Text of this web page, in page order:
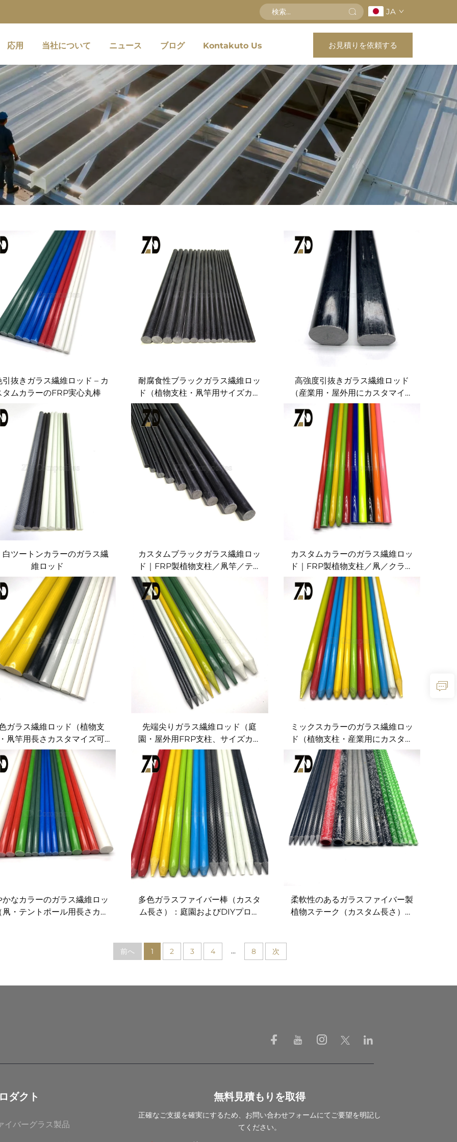
JA
応用 当社について ニュース ブログ Kontakuto Us お見積りを依頼する
引抜きガラス繊維ロッド – カ
タムカラーのFRP実心丸棒
耐腐食性ブラックガラス繊維ロッ
ド（植物支柱・凧竿用サイズカス
タマイズ可能）
高強度引抜きガラス繊維ロッド
（産業用・屋外用にカスタマイズ
可能）
白ツートンカラーのガラス繊
維ロッド
カスタムブラックガラス繊維ロッ
ド｜FRP製植物支柱／凧竿／テン
トポール
カスタムカラーのガラス繊維ロッ
ド｜FRP製植物支柱／凧／クラフ
ト用ステーク
ガラス繊維ロッド（植物支
凧竿用長さカスタマイズ可
能）
先端尖りガラス繊維ロッド（庭
園・屋外用FRP支柱、サイズカス
タマイズ可能）
ミックスカラーのガラス繊維ロッ
ド（植物支柱・産業用にカスタマ
イズ可能）
かなカラーのガラス繊維ロッ
凧・テントポール用長さカス
多色ガラスファイバー棒（カスタ
ム長さ）：庭園およびDIYプロジ
柔軟性のあるガラスファイバー製
植物ステーク（カスタム長さ）：
前へ 1 2 3 4 ... 8 次
ダクト
イバーグラス製品
無料見積もりを取得
正確なご支援を確実にするため、お問い合わせフォームにてご要望を明記し
てください。